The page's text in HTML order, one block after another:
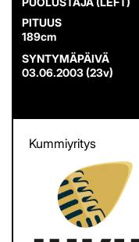
189cm
03.06.2003 (23v)
Kummiyritys